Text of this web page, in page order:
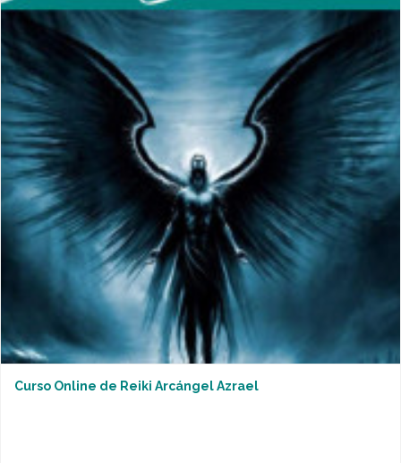
Curso Online de Reiki Arcángel Azrael